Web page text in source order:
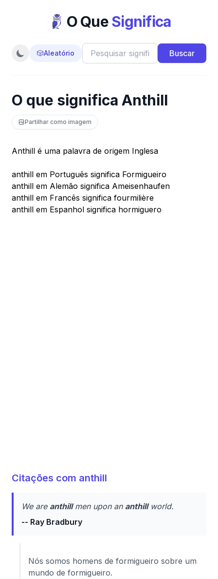
O QueSignifica
🎲Aleatório Buscar
O que significa Anthill
Partilhar como imagem
Anthill é uma palavra de origem Inglesa
anthill em Português significa Formigueiro
anthill em Alemão significa Ameisenhaufen
anthill em Francês significa fourmilière
anthill em Espanhol significa hormiguero
Citações com anthill
We are anthillmen upon an anthillworld.
-- Ray Bradbury
Nós somos homens de formigueiro sobre um
mundo de formigueiro.